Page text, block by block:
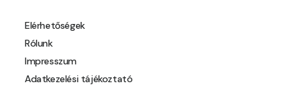
Elérhetőségek
Rólunk
Impresszum
Adatkezelési tájékoztató